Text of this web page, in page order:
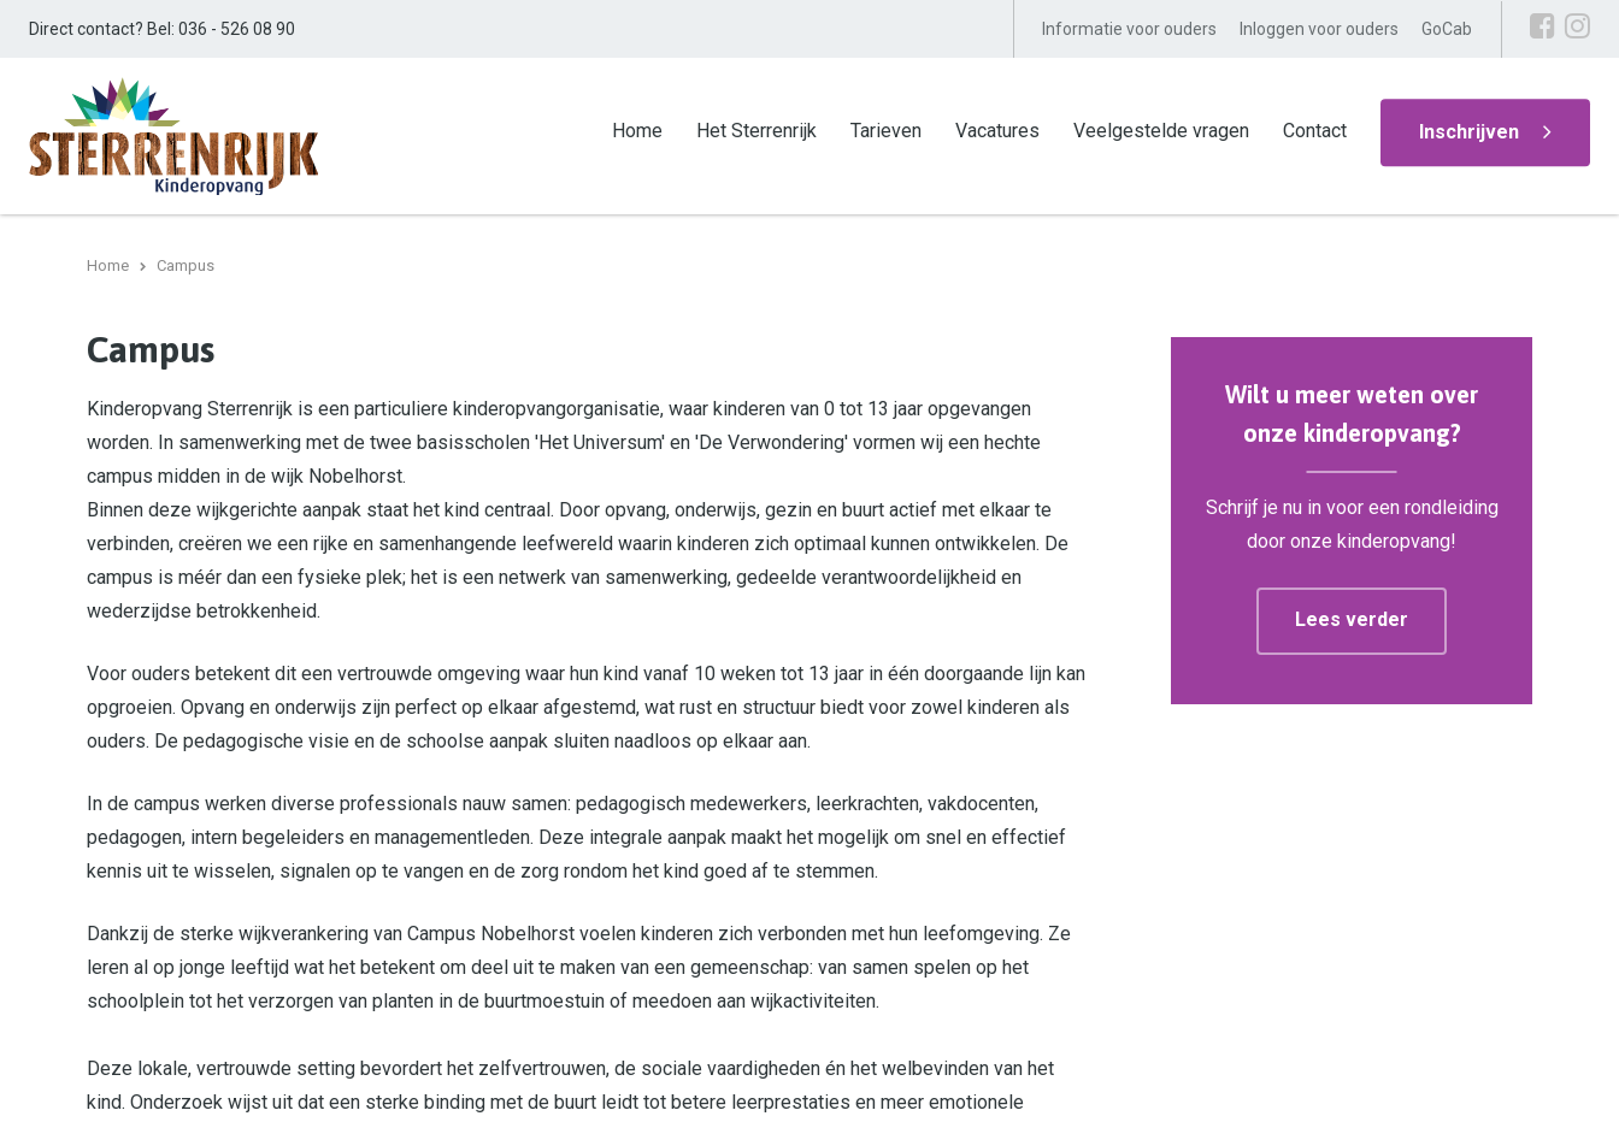
Direct contact? Bel: 036 - 526 08 90 Informatie voor ouders Inloggen voor ouders GoCab
Home Het Sterrenrijk Tarieven Vacatures Veelgestelde vragen Contact Inschrijven
Home Campus
Campus
Kinderopvang Sterrenrijk is een particuliere kinderopvangorganisatie, waar kinderen van 0 tot 13 jaar opgevangen
worden. In samenwerking met de twee basisscholen 'Het Universum' en 'De Verwondering' vormen wij een hechte
campus midden in de wijk Nobelhorst.
Binnen deze wijkgerichte aanpak staat het kind centraal. Door opvang, onderwijs, gezin en buurt actief met elkaar te
verbinden, creëren we een rijke en samenhangende leefwereld waarin kinderen zich optimaal kunnen ontwikkelen. De
campus is méér dan een fysieke plek; het is een netwerk van samenwerking, gedeelde verantwoordelijkheid en
wederzijdse betrokkenheid.
Voor ouders betekent dit een vertrouwde omgeving waar hun kind vanaf 10 weken tot 13 jaar in één doorgaande lijn kan
opgroeien. Opvang en onderwijs zijn perfect op elkaar afgestemd, wat rust en structuur biedt voor zowel kinderen als
ouders. De pedagogische visie en de schoolse aanpak sluiten naadloos op elkaar aan.
In de campus werken diverse professionals nauw samen: pedagogisch medewerkers, leerkrachten, vakdocenten,
pedagogen, intern begeleiders en managementleden. Deze integrale aanpak maakt het mogelijk om snel en effectief
kennis uit te wisselen, signalen op te vangen en de zorg rondom het kind goed af te stemmen.
Dankzij de sterke wijkverankering van Campus Nobelhorst voelen kinderen zich verbonden met hun leefomgeving. Ze
leren al op jonge leeftijd wat het betekent om deel uit te maken van een gemeenschap: van samen spelen op het
schoolplein tot het verzorgen van planten in de buurtmoestuin of meedoen aan wijkactiviteiten.
Deze lokale, vertrouwde setting bevordert het zelfvertrouwen, de sociale vaardigheden én het welbevinden van het
kind. Onderzoek wijst uit dat een sterke binding met de buurt leidt tot betere leerprestaties en meer emotionele
Wilt u meer weten over
onze kinderopvang?
Schrijf je nu in voor een rondleiding
door onze kinderopvang!
Lees verder